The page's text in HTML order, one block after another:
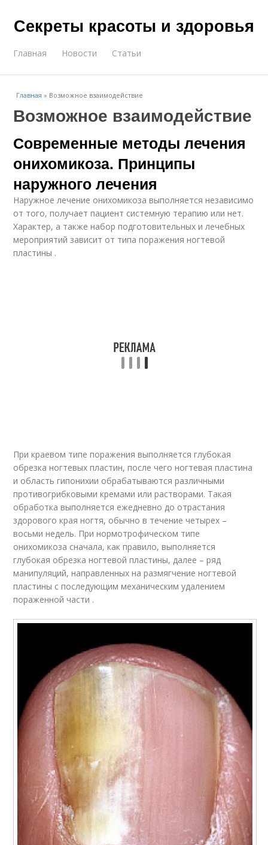
Секреты красоты и здоровья
Главная Новости Статьи
Главная » Возможное взаимодействие
Возможное взаимодействие
Современные методы лечения
онихомикоза. Принципы
наружного лечения
Наружное лечение онихомикоза выполняется независимо
от того, получает пациент системную терапию или нет.
Характер, а также набор подготовительных и лечебных
мероприятий зависит от типа поражения ногтевой
пластины .
При краевом типе поражения выполняется глубокая
обрезка ногтевых пластин, после чего ногтевая пластина
и область гипонихии обрабатываются различными
противогрибковыми кремами или растворами. Такая
обработка выполняется ежедневно до отрастания
здорового края ногтя, обычно в течение четырех –
восьми недель. При нормотрофическом типе
онихомикоза сначала, как правило, выполняется
глубокая обрезка ногтевой пластины, далее – ряд
манипуляций, направленных на размягчение ногтевой
пластины с последующим механическим удалением
пораженной части .